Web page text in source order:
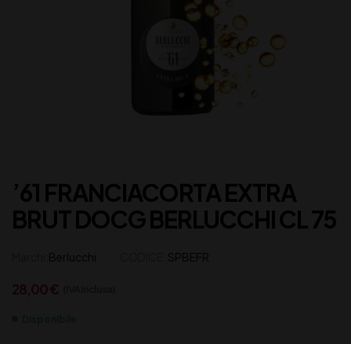
’61 FRANCIACORTA EXTRA
BRUT DOCG BERLUCCHI CL 75
Berlucchi SPBEFR